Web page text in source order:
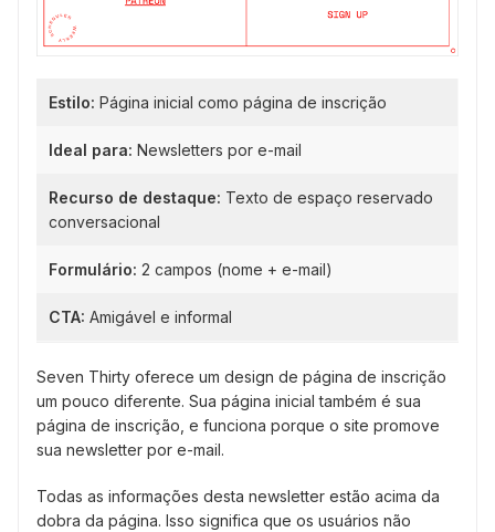
Estilo: Página inicial como página de inscrição
Ideal para: Newsletters por e-mail
Recurso de destaque: Texto de espaço reservado
conversacional
Formulário: 2 campos (nome + e-mail)
CTA: Amigável e informal
Seven Thirty oferece um design de página de inscrição
um pouco diferente. Sua página inicial também é sua
página de inscrição, e funciona porque o site promove
sua newsletter por e-mail.
Todas as informações desta newsletter estão acima da
dobra da página. Isso significa que os usuários não